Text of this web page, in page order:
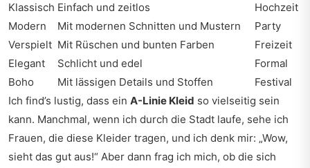
Klassisch Einfach und zeitlos
Hochzeit
Modern
Mit modernen Schnitten und Mustern
Party
Verspielt Mit Rüschen und bunten Farben
Freizeit
Elegant
Schlicht und edel
Formal
Boho
Mit lässigen Details und Stoffen
Festival
Ich find’s lustig, dass ein A-Linie Kleid so vielseitig sein
kann. Manchmal, wenn ich durch die Stadt laufe, sehe ich
Frauen, die diese Kleider tragen, und ich denk mir: „Wow,
sieht das gut aus!“ Aber dann frag ich mich, ob die sich